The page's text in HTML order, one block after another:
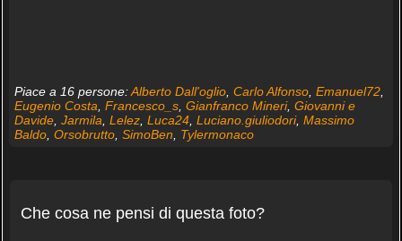
Piace a 16 persone:Alberto Dall'oglio, Carlo Alfonso, Emanuel72,
Eugenio Costa Francesco_s, Gianfranco Mineri, Giovanni e
Davide, Jarmila Lelez, Luca24, Luciano.giuliodori, Massimo
Baldo, Orsobrutto, SimoBen Tylermonaco
Che cosa ne pensi di questa foto?